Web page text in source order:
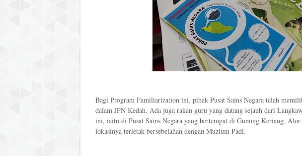
Bagi Program Familiarization ini, pihak Pusat Sains Negara telah
dalam JPN Kedah. Ada juga rakan guru yang datang sejauh dari
ini, iaitu di Pusat Sains Negara yang bertempat di Gunung Keriang, Alor
lokasinya terletak bersebelahan dengan Muzium Padi.